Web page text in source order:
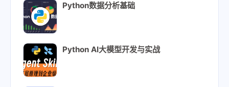
Python数据分析基础
Python AI大模型开发与实战